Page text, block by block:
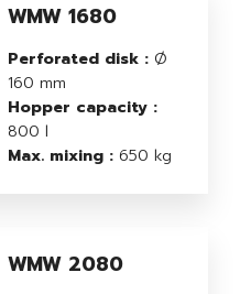
WMW 1680
Perforated disk : Ø
160 mm
Hopper capacity :
800 l
Max. mixing : 650 kg
WMW 2080